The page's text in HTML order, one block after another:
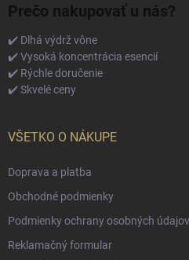
Prečo nakupovať u nás?
✔️ Dlhá výdrž vône
✔️ Vysoká koncentrácia esencií
✔️ Rýchle doručenie
✔️ Skvelé ceny
VŠETKO O NÁKUPE
Doprava a platba
Obchodné podmienky
Podmienky ochrany osobných údajov
Reklamačný formular